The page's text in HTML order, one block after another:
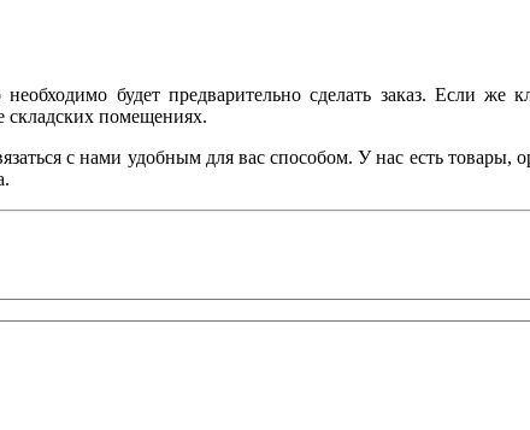
будет предварительно сделать заказ. Если
складских помещениях.
с нами удобным для вас способом. У нас есть